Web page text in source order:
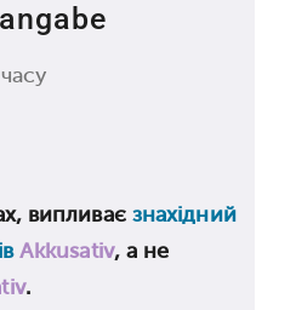
часу
випливає знахідний
Akkusativ, а не
.